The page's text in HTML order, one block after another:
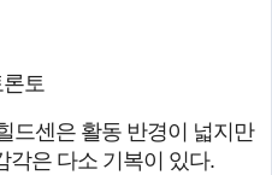
토
드센은 활동 반경이 넓지만
각은 다소 기복이 있다.